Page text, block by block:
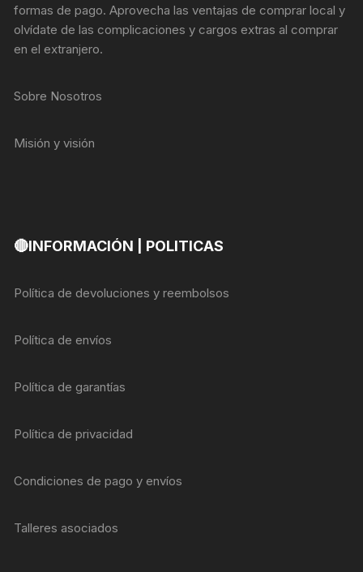
formas de pago. Aprovecha las ventajas de comprar local y
olvídate de las complicaciones y cargos extras al comprar
en el extranjero.
Sobre Nosotros
Misión y visión
🔴INFORMACIÓN | POLITICAS
Política de devoluciones y reembolsos
Política de envíos
Política de garantías
Política de privacidad
Condiciones de pago y envíos
Talleres asociados